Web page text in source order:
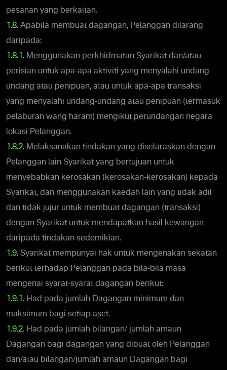
pesanan yang berkaitan.
1.8. Apabila membuat dagangan, Pelanggan dilarang
daripada:
1.8.1. Menggunakan perkhidmatan Syarikat dan/atau
perisian untuk apa-apa aktiviti yang menyalahi undang-
undang atau penipuan, atau untuk apa-apa transaksi
yang menyalahi undang-undang atau penipuan (termasuk
pelaburan wang haram) mengikut perundangan negara
lokasi Pelanggan.
1.8.2. Melaksanakan tindakan yang diselaraskan dengan
Pelanggan lain Syarikat yang bertujuan untuk
menyebabkan kerosakan (kerosakan-kerosakan) kepada
Syarikat, dan menggunakan kaedah lain yang tidak adil
dan tidak jujur untuk membuat dagangan (transaksi)
dengan Syarikat untuk mendapatkan hasil kewangan
daripada tindakan sedemikian.
1.9. Syarikat mempunyai hak untuk mengenakan sekatan
berikut terhadap Pelanggan pada bila-bila masa
mengenai syarat-syarat dagangan berikut:
1.9.1. Had pada jumlah Dagangan minimum dan
maksimum bagi setiap aset.
1.9.2. Had pada jumlah bilangan/ jumlah amaun
Dagangan bagi dagangan yang dibuat oleh Pelanggan
dan/atau bilangan/jumlah amaun Dagangan bagi